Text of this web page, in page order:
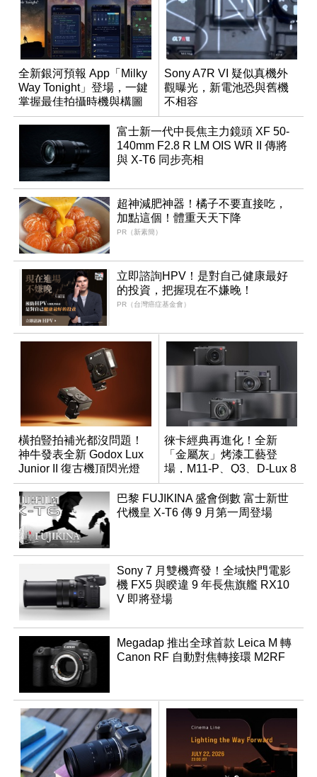
全新銀河預報 App「Milky
Way Tonight」登場，一鍵
掌握最佳拍攝時機與構圖
Sony A7R VI 疑似真機外
觀曝光，新電池恐與舊機
不相容
富士新一代中長焦主力鏡頭 XF 50-
140mm F2.8 R LM OIS WR II 傳將
與 X-T6 同步亮相
超神減肥神器！橘子不要直接吃，
加點這個！體重天天下降
PR（新素簡）
立即諮詢HPV！是對自己健康最好
的投資，把握現在不嫌晚！
PR（台灣癌症基金會）
橫拍豎拍補光都沒問題！
神牛發表全新 Godox Lux
Junior II 復古機頂閃光燈
徠卡經典再進化！全新
「金屬灰」烤漆工藝登
場，M11-P、Q3、D-Lux 8
領銜換裝
巴黎 FUJIKINA 盛會倒數 富士新世
代機皇 X-T6 傳 9 月第一周登場
Sony 7 月雙機齊發！全域快門電影
機 FX5 與睽違 9 年長焦旗艦 RX10
V 即將登場
Megadap 推出全球首款 Leica M 轉
Canon RF 自動對焦轉接環 M2RF